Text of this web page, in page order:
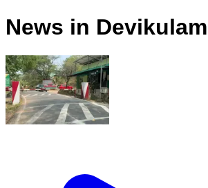
News in Devikulam